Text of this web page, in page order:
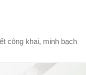
công khai, minh bạch